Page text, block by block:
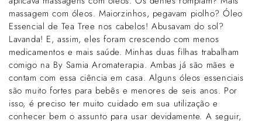
massagem com óleos. Maiorzinhos, pegavam piolho? Óleo
Essencial de Tea Tree nos cabelos! Abusavam do sol?
Lavanda! E, assim, eles foram crescendo com menos
medicamentos e mais saúde. Minhas duas filhas trabalham
comigo na By Samia Aromaterapia. Ambas já são mães e
contam com essa ciência em casa. Alguns óleos essenciais
são muito fortes para bebês e menores de seis anos. Por
isso, é preciso ter muito cuidado em sua utilização e
conhecer bem o assunto para usar devidamente. A seguir,